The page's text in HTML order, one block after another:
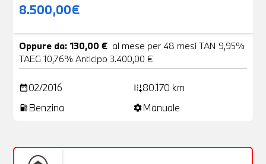
8.500,00€
Oppure da: 130,00 € al mese per 48 mesi TAN 9,95%
TAEG 10,76% Anticipo 3.400,00 €
date_range02/2016 add_road80.170 km
local_gas_station Benzina settingsManuale